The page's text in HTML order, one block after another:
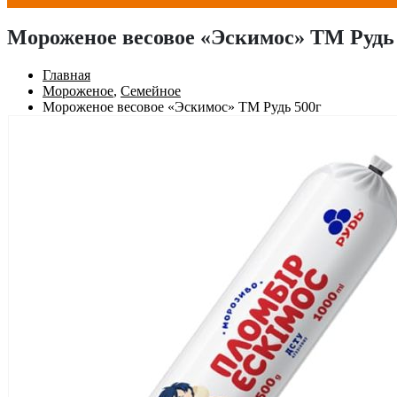
Мороженое весовое «Эскимос» ТМ Рудь
Главная
Мороженое, Семейное
Мороженое весовое «Эскимос» ТМ Рудь 500г